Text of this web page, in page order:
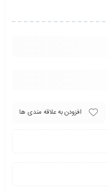
افزودن به علاقه مندی ها